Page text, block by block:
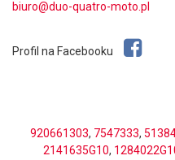
biuro@duo-quatro-moto.pl
Profil na Facebooku
920661303, 7547333,
2141635G10,